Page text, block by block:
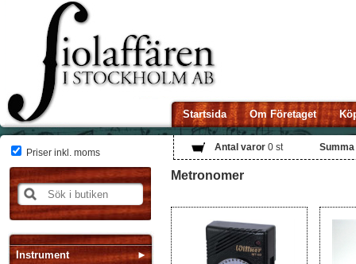
Startsida Om Företaget
Antal varor 0 st Summa
Priser inkl. moms
Instrument
Metronomer